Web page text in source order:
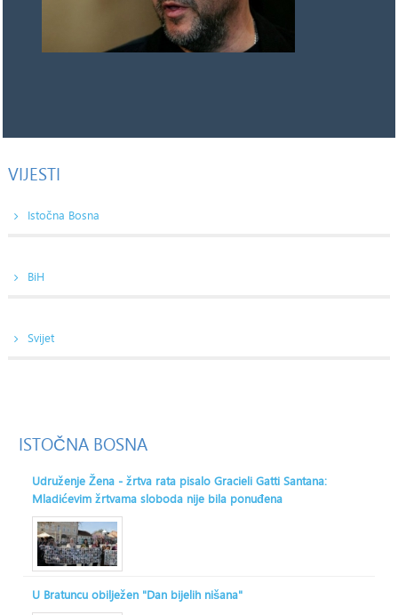
VIJESTI
Istočna Bosna
BiH
Svijet
ISTOČNA BOSNA
Udruženje Žena - žrtva rata pisalo Gracieli Gatti Santana:
Mladićevim žrtvama sloboda nije bila ponuđena
U Bratuncu obilježen "Dan bijelih nišana"